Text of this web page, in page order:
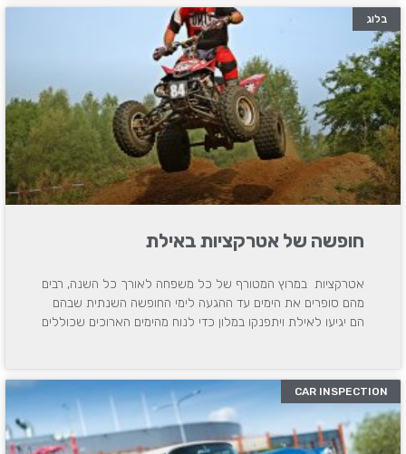
בלוג
חופשה של אטרקציות באילת
אטרקציות במרוץ המטורף של כל משפחה לאורך כל השנה, רבים
מהם סופרים את הימים עד ההגעה לימי החופשה השנתית שבהם
הם יגיעו לאילת ויתפנקו במלון כדי לנוח מהימים הארוכים שכוללים
CAR INSPECTION